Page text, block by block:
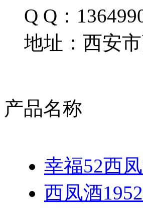
Q Q：
地址：西安
产品名称
幸福52西
西凤酒